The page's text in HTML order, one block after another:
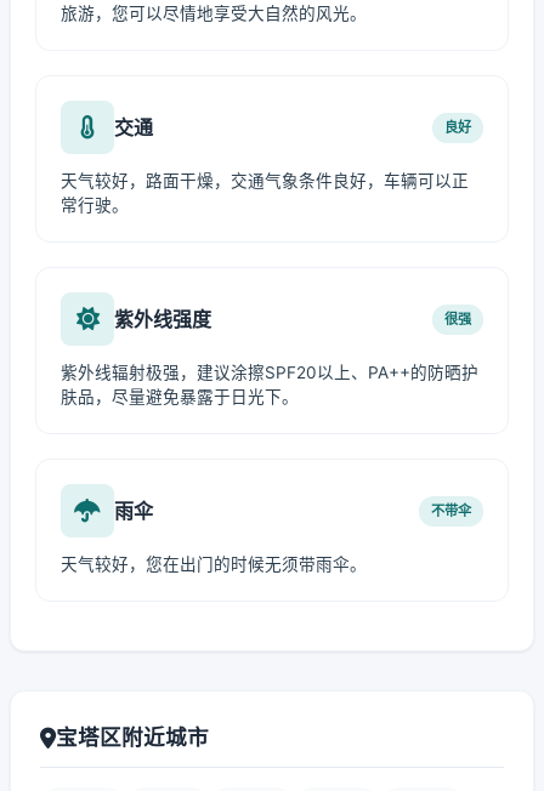
旅游，您可以尽情地享受大自然的风光。
交通 良好
天气较好，路面干燥，交通气象条件良好，车辆可以正
常行驶。
紫外线强度 很强
紫外线辐射极强，建议涂擦SPF20以上、PA++的防晒护
肤品，尽量避免暴露于日光下。
雨伞 不带伞
天气较好，您在出门的时候无须带雨伞。
宝塔区附近城市